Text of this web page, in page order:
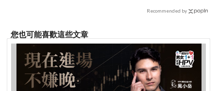
Recommended by
您也可能喜歡這些文章